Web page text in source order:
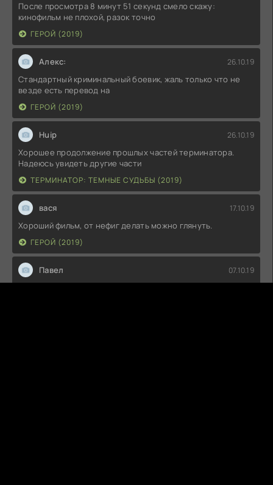
После просмотра 8 минут 51 секунд смело скажу:
кинофильм не плохой, разок точно
ГЕРОЙ (2019)
Алекс: 26.10.19
Стандартный криминальный боевик, жаль только что не
везде есть перевод на
ГЕРОЙ (2019)
Huip 26.10.19
Хорошее продолжение прошлых частей терминатора.
Надеюсь увидеть другие части
ТЕРМИНАТОР: ТЕМНЫЕ СУДЬБЫ (2019)
вася 17.10.19
Хороший фильм, от нефиг делать можно глянуть.
ГЕРОЙ (2019)
Павел 07.10.19